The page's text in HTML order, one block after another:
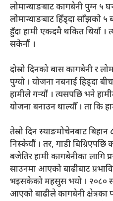
लोमान्थाङबाट कागबेनी पुग्न ५
लोमान्थाङबाट हिँड्दा साँझको ५
हुँदा हामी एकदमै थकित थियौं ।
सकेनौं ।
दोस्रो दिनको बास कागबेनी र
पुग्यो । योजना नबनाई हिड्दा
हामीले गर्‍यौं । त्यसपछि भने
योजना बनाउन थाल्यौँ । ता कि
तेस्रो दिन स्याङमोचेनबाट
निस्केयौं । तर, गाडी बिग्रिएपछि
बजेतिर हामी कागबेनीका लागि
साउनमा आएको बाढीबाट
भइसकेको महसुस भयो । २०८०
आएको बाढीले कागबेनी क्षेत्रका